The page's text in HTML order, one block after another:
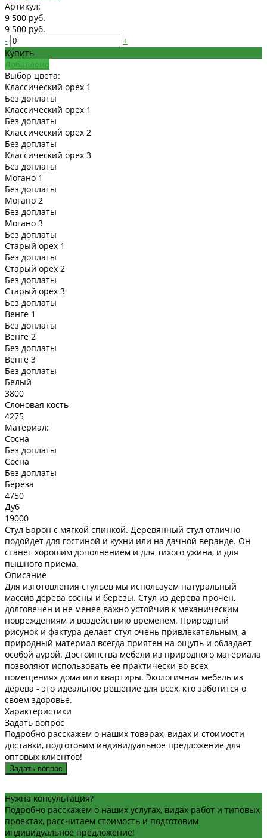
Артикул:
9 500 руб.
9 500 руб.
-
+
Купить
Добавлено
Выбор цвета:
Классический орех 1
Без доплаты
Классический орех 1
Без доплаты
Классический орех 2
Без доплаты
Классический орех 3
Без доплаты
Могано 1
Без доплаты
Могано 2
Без доплаты
Могано 3
Без доплаты
Старый орех 1
Без доплаты
Старый орех 2
Без доплаты
Старый орех 3
Без доплаты
Венге 1
Без доплаты
Венге 2
Без доплаты
Венге 3
Без доплаты
Белый
3800
Слоновая кость
4275
Материал:
Сосна
Без доплаты
Сосна
Без доплаты
Береза
4750
Дуб
19000
Стул Барон с мягкой спинкой. Деревянный стул отлично
подойдет для гостиной и кухни или на дачной веранде. Он
станет хорошим дополнением и для тихого ужина, и для
пышного приема.
Описание
Для изготовления стульев мы используем натуральный
массив дерева сосны и березы. Стул из дерева прочен,
долговечен и не менее важно устойчив к механическим
повреждениям и воздействию временем. Природный
рисунок и фактура делает стул очень привлекательным, а
природный материал всегда приятен на ощупь и обладает
особой аурой. Достоинства мебели из природного материала
позволяют использовать ее практически во всех
помещениях дома или квартиры. Экологичная мебель из
дерева - это идеальное решение для всех, кто заботится о
своем здоровье.
Характеристики
Задать вопрос
Подробно расскажем о наших товарах, видах и стоимости
доставки, подготовим индивидуальное предложение для
оптовых клиентов!
Задать вопрос
Нужна консультация?
Подробно расскажем о наших услугах, видах работ и типовых
проектах, рассчитаем стоимость и подготовим
индивидуальное предложение!